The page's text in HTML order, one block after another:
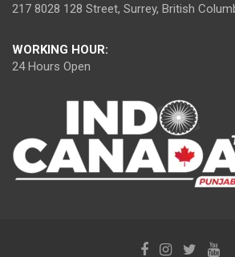
217 8028 128 Street, Surrey, British
WORKING HOUR:
24 Hours Open